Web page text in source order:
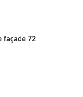
façade 72